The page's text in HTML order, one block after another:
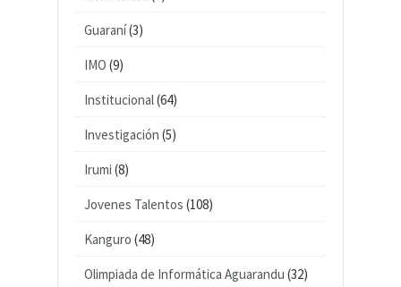
Guaraní(3)
IMO (9)
Institucional(64)
Investigación (5)
Irumi (8)
Jovenes Talentos (108)
Kanguro (48)
Olimpiada de Informática Aguarandu (32)